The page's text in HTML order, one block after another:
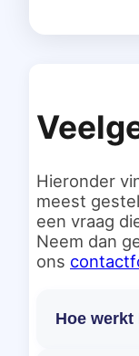
Hieronder
meest
een vraag
Neem dan
ons
Hoe werkt